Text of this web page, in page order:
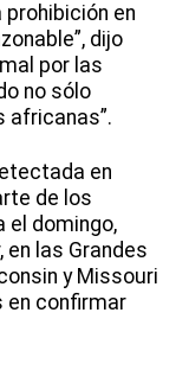
en
dijo
por las
no sólo
africanas”.
en
de los
el domingo,
en las Grandes
y Missouri
en confirmar